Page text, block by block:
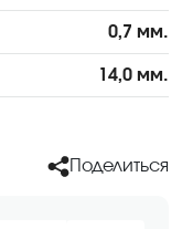
0,7 мм.
14,0 мм.
Поделиться